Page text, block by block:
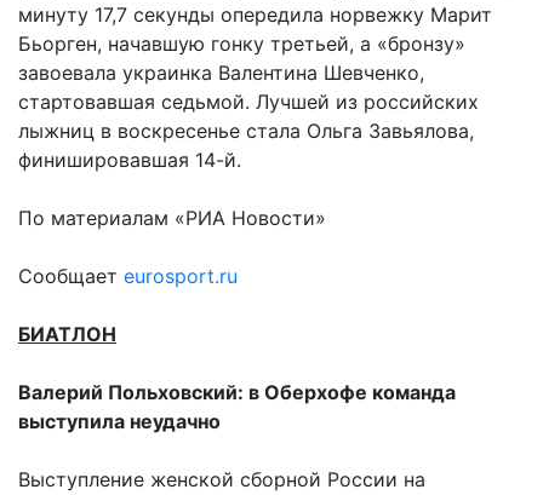
минуту 17,7 секунды опередила норвежку Марит
Бьорген, начавшую гонку третьей, а «бронзу»
завоевала украинка Валентина Шевченко,
стартовавшая седьмой. Лучшей из российских
лыжниц в воскресенье стала Ольга Завьялова,
финишировавшая 14-й.
По материалам «РИА Новости»
Сообщает eurosport.ru
БИАТЛОН
Валерий Польховский: в Оберхофе команда
выступила неудачно
Выступление женской сборной России на